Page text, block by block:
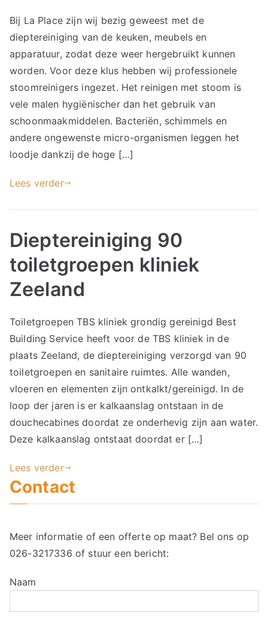
Bij La Place zijn wij bezig geweest met de
dieptereiniging van de keuken, meubels en
apparatuur, zodat deze weer hergebruikt kunnen
worden. Voor deze klus hebben wij professionele
stoomreinigers ingezet. Het reinigen met stoom is
vele malen hygiënischer dan het gebruik van
schoonmaakmiddelen. Bacteriën, schimmels en
andere ongewenste micro-organismen leggen het
loodje dankzij de hoge […]
Lees verder
Dieptereiniging 90
toiletgroepen kliniek
Zeeland
Toiletgroepen TBS kliniek grondig gereinigd Best
Building Service heeft voor de TBS kliniek in de
plaats Zeeland, de dieptereiniging verzorgd van 90
toiletgroepen en sanitaire ruimtes. Alle wanden,
vloeren en elementen zijn ontkalkt/gereinigd. In de
loop der jaren is er kalkaanslag ontstaan in de
douchecabines doordat ze onderhevig zijn aan water.
Deze kalkaanslag ontstaat doordat er […]
Lees verder
Contact
Meer informatie of een offerte op maat? Bel ons op
026-3217336 of stuur een bericht:
Naam